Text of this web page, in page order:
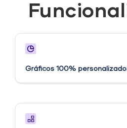
Gráficos 100%